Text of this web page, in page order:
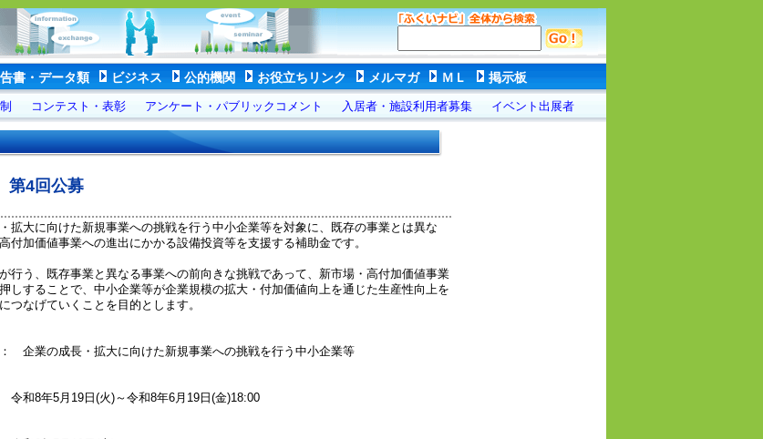
書・データ類 ビジネス 公的機関 お役立ちリンク メルマガ ＭＬ 掲示板
コンテスト・表彰 アンケート・パブリックコメント 入居者・施設利用者募集
イベント出展者
第4回公募
拡大に向けた新規事業への挑戦を行う中小企業等を対象に、既存の事業とは異な
付加価値事業への進出にかかる設備投資等を支援する補助金です。
行う、既存事業と異なる事業への前向きな挑戦であって、新市場・高付加価値事業
しすることで、中小企業等が企業規模の拡大・付加価値向上を通じた生産性向上を
つなげていくことを目的とします。
企業の成長・拡大に向けた新規事業への挑戦を行う中小企業等
和8年5月19日(火)～令和8年6月19日(金)18:00